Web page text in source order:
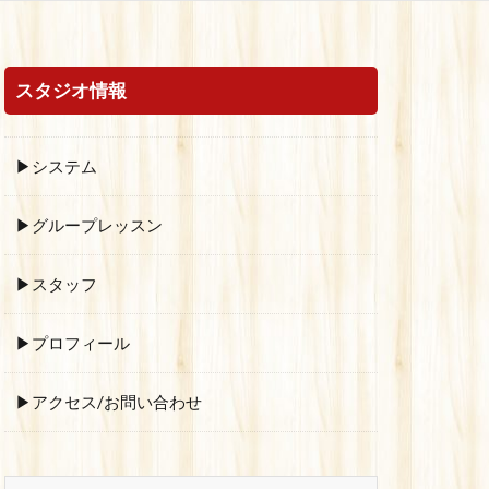
スタジオ情報
▶システム
▶グループレッスン
▶スタッフ
▶プロフィール
▶アクセス/お問い合わせ